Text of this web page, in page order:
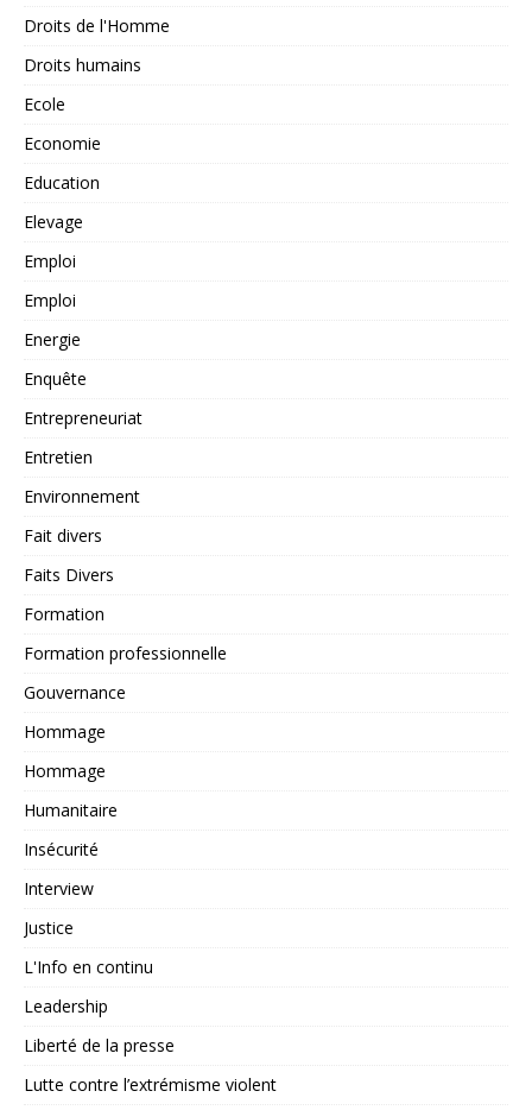
Droits de l'Homme
Droits humains
Ecole
Economie
Education
Elevage
Emploi
Emploi
Energie
Enquête
Entrepreneuriat
Entretien
Environnement
Fait divers
Faits Divers
Formation
Formation professionnelle
Gouvernance
Hommage
Hommage
Humanitaire
Insécurité
Interview
Justice
L'Info en continu
Leadership
Liberté de la presse
Lutte contre l’extrémisme violent